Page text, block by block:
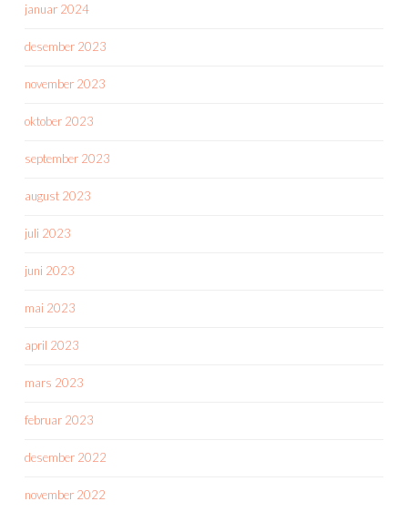
januar 2024
desember 2023
november 2023
oktober 2023
september 2023
august 2023
juli 2023
juni 2023
mai 2023
april 2023
mars 2023
februar 2023
desember 2022
november 2022